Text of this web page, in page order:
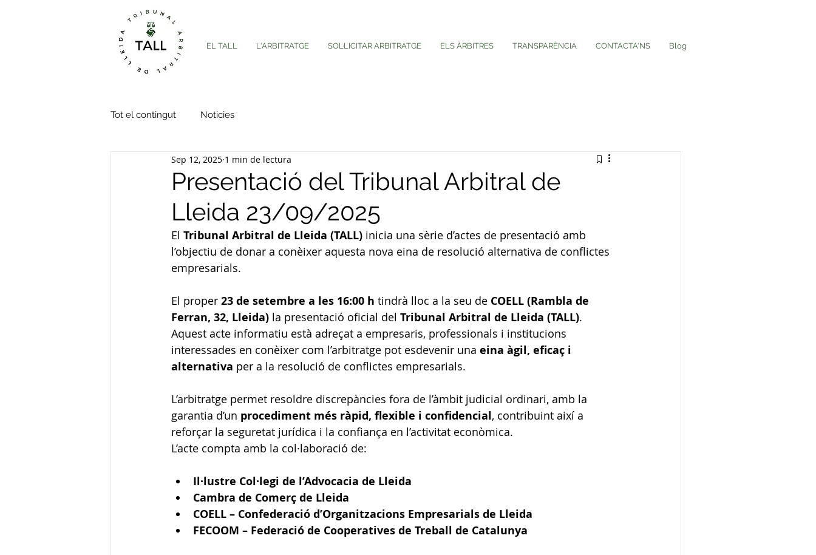
EL TALL L'ARBITRATGE SOL·LICITAR ARBITRATGE ELS ÀRBITRES TRANSPARÈNCIA CONTACTA'NS Blog
Tot el contingut Noticies
Presentació del Tribunal Arbitral de
Lleida 23/09/2025
Sep 12, 2025 1 min de lectura
El Tribunal Arbitral de Lleida (TALL) inicia una sèrie d’actes de presentació amb
l’objectiu de donar a conèixer aquesta nova eina de resolució alternativa de conflictes
empresarials.
El proper 23 de setembre a les 16:00 h tindrà lloc a la seu de COELL (Rambla de
Ferran, 32, Lleida) la presentació oficial del Tribunal Arbitral de Lleida (TALL).
Aquest acte informatiu està adreçat a empresaris, professionals i institucions
interessades en conèixer com l’arbitratge pot esdevenir una eina àgil, eficaç i
alternativa per a la resolució de conflictes empresarials.
L’arbitratge permet resoldre discrepàncies fora de l’àmbit judicial ordinari, amb la
garantia d’un procediment més ràpid, flexible i confidencial, contribuint així a
reforçar la seguretat jurídica i la confiança en l’activitat econòmica.
L’acte compta amb la col·laboració de:
Il·lustre Col·legi de l’Advocacia de Lleida
Cambra de Comerç de Lleida
COELL – Confederació d’Organitzacions Empresarials de Lleida
FECOOM – Federació de Cooperatives de Treball de Catalunya